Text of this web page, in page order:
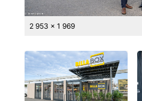
2 953 x 1 969